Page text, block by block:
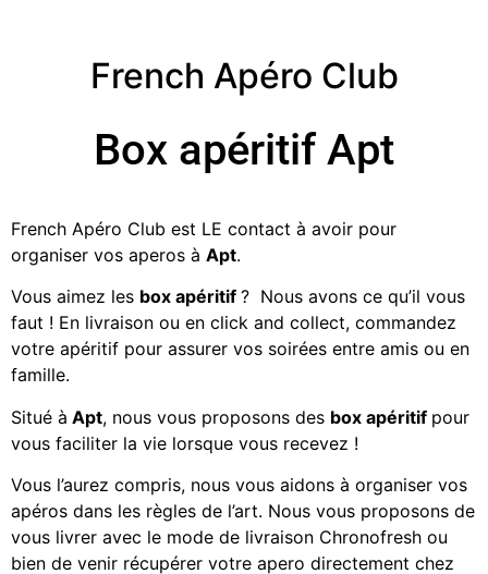
French Apéro Club
Box apéritif Apt
French Apéro Club est LE contact à avoir pour
organiser vos aperos à Apt.
Vous aimez les box apéritif ? Nous avons ce qu’il vous
faut ! En livraison ou en click and collect, commandez
votre apéritif pour assurer vos soirées entre amis ou en
famille.
Situé à Apt, nous vous proposons des box apéritif pour
vous faciliter la vie lorsque vous recevez !
Vous l’aurez compris, nous vous aidons à organiser vos
apéros dans les règles de l’art. Nous vous proposons de
vous livrer avec le mode de livraison Chronofresh ou
bien de venir récupérer votre apero directement chez